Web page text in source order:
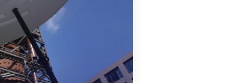
Startups & Scaleups
Nach Unterart filtern
Wissen (8)